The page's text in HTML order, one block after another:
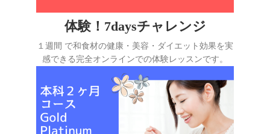
体験！7daysチャレンジ
１週間 で和食材の健康・美容・ダイエット効果を実
感できる完全オンラインでの体験レッスンです。